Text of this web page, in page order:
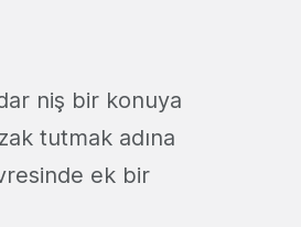
niş bir konuya
tutmak adına
ek bir